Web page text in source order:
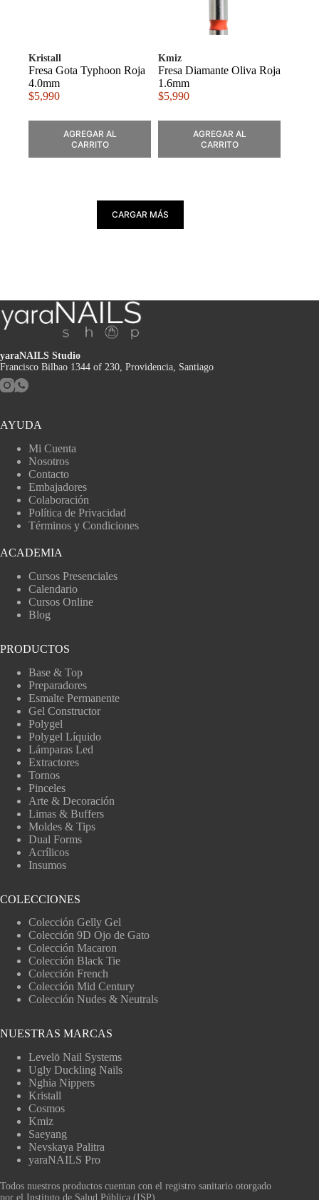
Kristall
Fresa Gota Typhoon Roja
4.0mm
$5,990
AGREGAR AL
CARRITO
Kmiz
Fresa Diamante Oliva Roja
1.6mm
$5,990
AGREGAR AL
CARRITO
CARGAR MÁS
yaraNAILS Studio
Francisco Bilbao 1344 of 230, Providencia, Santiago
AYUDA
Mi Cuenta
Nosotros
Contacto
Embajadores
Colaboración
Política de Privacidad
Términos y Condiciones
ACADEMIA
Cursos Presenciales
Calendario
Cursos Online
Blog
PRODUCTOS
Base & Top
Preparadores
Esmalte Permanente
Gel Constructor
Polygel
Polygel Líquido
Lámparas Led
Extractores
Tornos
Pinceles
Arte & Decoración
Limas & Buffers
Moldes & Tips
Dual Forms
Acrílicos
Insumos
COLECCIONES
Colección Gelly Gel
Colección 9D Ojo de Gato
Colección Macaron
Colección Black Tie
Colección French
Colección Mid Century
Colección Nudes & Neutrals
NUESTRAS MARCAS
Levelō Nail Systems
Ugly Duckling Nails
Nghia Nippers
Kristall
Cosmos
Kmiz
Saeyang
Nevskaya Palitra
yaraNAILS Pro
Todos nuestros productos cuentan con el registro sanitario otorgado
por el Instituto de Salud Pública (ISP).